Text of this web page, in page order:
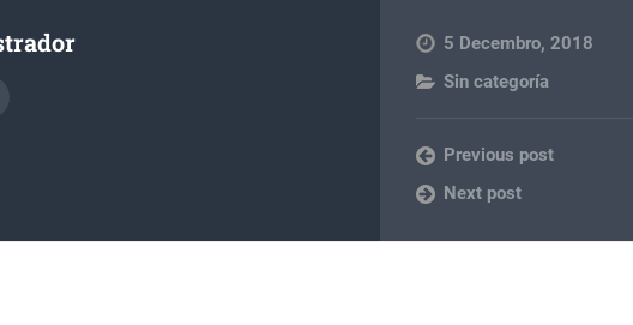
5 Decembro, 2018
Sin categoría
Previous post
Next post